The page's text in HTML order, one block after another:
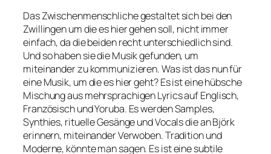
Das Zwischenmenschliche gestaltet sich bei den
Zwillingen um die es hier gehen soll, nicht immer
einfach, da die beiden recht unterschiedlich sind.
Und so haben sie die Musik gefunden, um
miteinander zu kommunizieren. Was ist das nun für
eine Musik, um die es hier geht? Es ist eine hübsche
Mischung aus mehrsprachigen Lyrics auf Englisch,
Französisch und Yoruba. Es werden Samples,
Synthies, rituelle Gesänge und Vocals die an Björk
erinnern, miteinander Verwoben. Tradition und
Moderne, könnte man sagen. Es ist eine subtile